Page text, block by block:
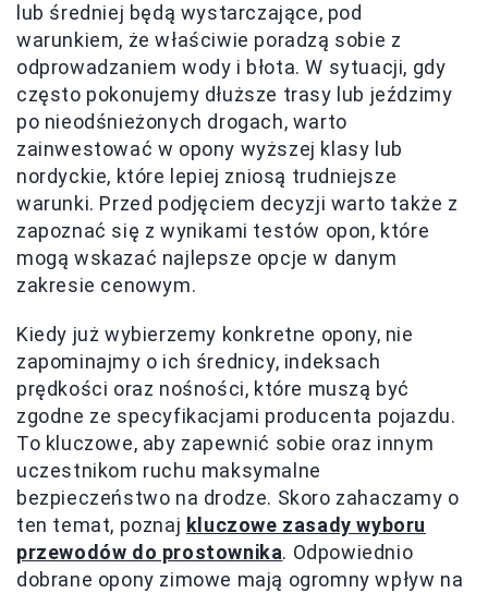
lub średniej będą wystarczające, pod
warunkiem, że właściwie poradzą sobie z
odprowadzaniem wody i błota. W sytuacji, gdy
często pokonujemy dłuższe trasy lub jeździmy
po nieodśnieżonych drogach, warto
zainwestować w opony wyższej klasy lub
nordyckie, które lepiej zniosą trudniejsze
warunki. Przed podjęciem decyzji warto także z
zapoznać się z wynikami testów opon, które
mogą wskazać najlepsze opcje w danym
zakresie cenowym.
Kiedy już wybierzemy konkretne opony, nie
zapominajmy o ich średnicy, indeksach
prędkości oraz nośności, które muszą być
zgodne ze specyfikacjami producenta pojazdu.
To kluczowe, aby zapewnić sobie oraz innym
uczestnikom ruchu maksymalne
bezpieczeństwo na drodze. Skoro zahaczamy o
ten temat, poznaj kluczowe zasady wyboru
przewodów do prostownika. Odpowiednio
dobrane opony zimowe mają ogromny wpływ na